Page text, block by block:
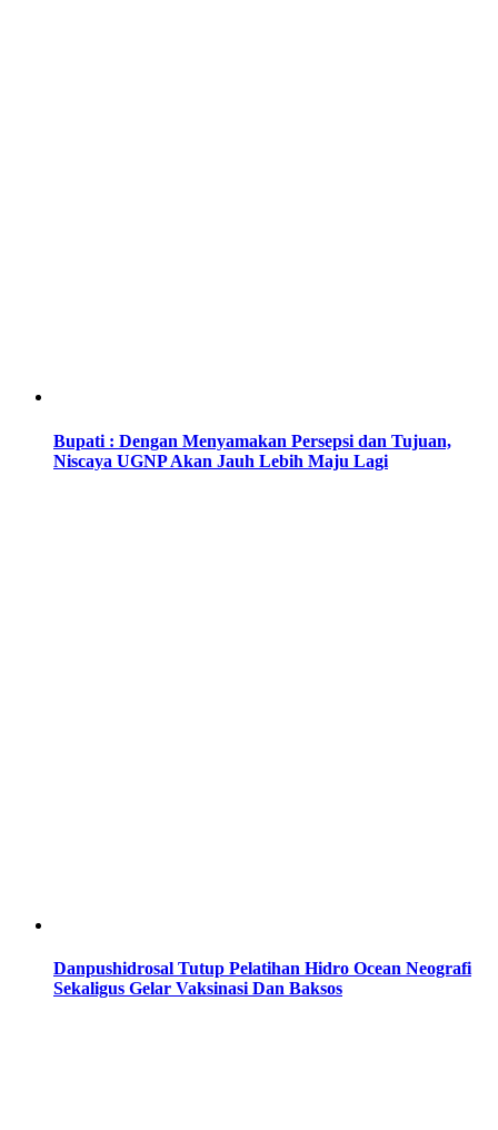
Bupati : Dengan Menyamakan Persepsi dan Tujuan,
Niscaya UGNP Akan Jauh Lebih Maju Lagi
Danpushidrosal Tutup Pelatihan Hidro Ocean Neografi
Sekaligus Gelar Vaksinasi Dan Baksos